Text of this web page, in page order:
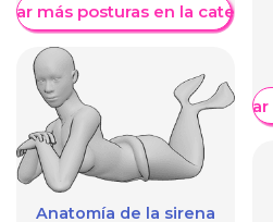
más posturas en la categoría
Anatomía de la sirena